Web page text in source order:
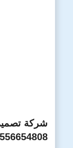
شركة
0556654808 خصم 20% –